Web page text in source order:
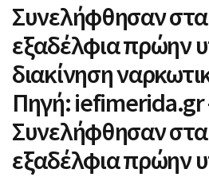
Συνελήφθησαν στα
εξαδέλφια πρώην
διακίνηση
Πηγή:iefimerida.gr
Συνελήφθησαν στα
εξαδέλφια πρώην